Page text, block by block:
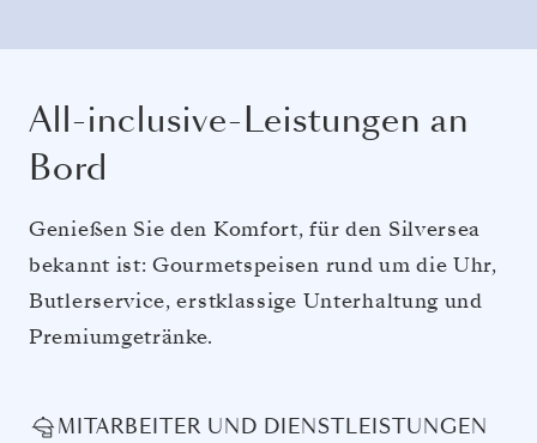
All-inclusive-Leistungen an
Bord
Genießen Sie den Komfort, für den Silversea
bekannt ist: Gourmetspeisen rund um die Uhr,
Butlerservice, erstklassige Unterhaltung und
Premiumgetränke.
MITARBEITER UND DIENSTLEISTUNGEN